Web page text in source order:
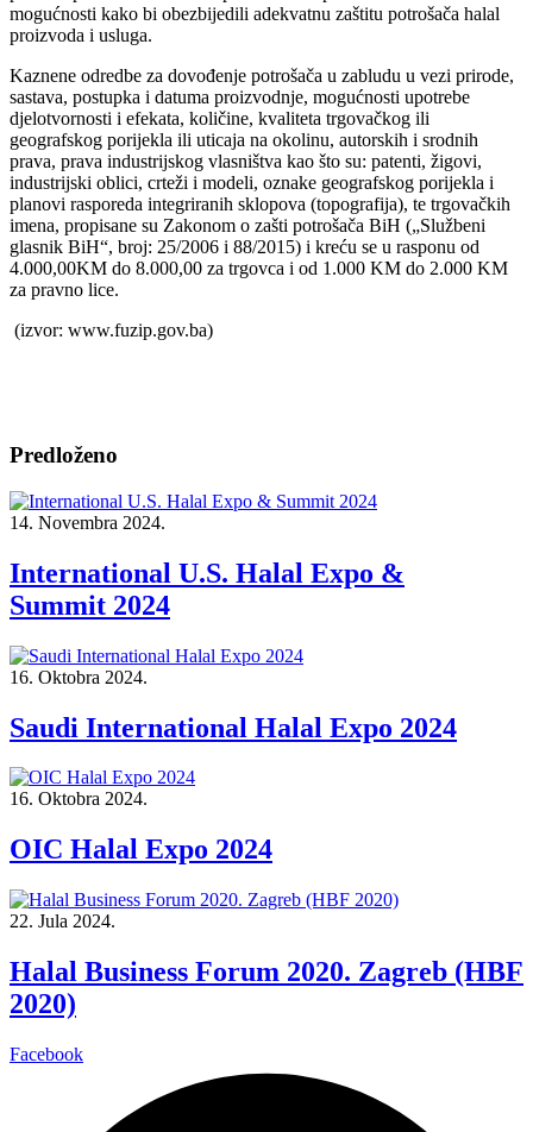
mogućnosti kako bi obezbijedili adekvatnu zaštitu potrošača halal
proizvoda i usluga.
Kaznene odredbe za dovođenje potrošača u zabludu u vezi prirode,
sastava, postupka i datuma proizvodnje, mogućnosti upotrebe
djelotvornosti i efekata, količine, kvaliteta trgovačkog ili
geografskog porijekla ili uticaja na okolinu, autorskih i srodnih
prava, prava industrijskog vlasništva kao što su: patenti, žigovi,
industrijski oblici, crteži i modeli, oznake geografskog porijekla i
planovi rasporeda integriranih sklopova (topografija), te trgovačkih
imena, propisane su Zakonom o zašti potrošača BiH („Službeni
glasnik BiH“, broj: 25/2006 i 88/2015) i kreću se u rasponu od
4.000,00KM do 8.000,00 za trgovca i od 1.000 KM do 2.000 KM
za pravno lice.
(izvor: www.fuzip.gov.ba)
Predloženo
14. Novembra 2024.
International U.S. Halal Expo &
Summit 2024
16. Oktobra 2024.
Saudi International Halal Expo 2024
16. Oktobra 2024.
OIC Halal Expo 2024
22. Jula 2024.
Halal Business Forum 2020. Zagreb (HBF
2020)
Facebook